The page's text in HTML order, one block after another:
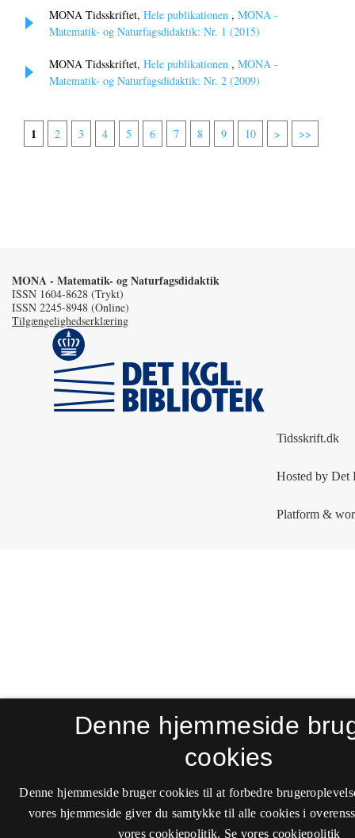
MONA Tidsskriftet, Hele publikationen , MONA -
Matematik- og Naturfagsdidaktik: Nr. 1 (2015)
MONA Tidsskriftet, Hele publikationen , MONA -
Matematik- og Naturfagsdidaktik: Nr. 2 (2009)
1 2 3 4 5 6 7 8 9 10 > >>
MONA - Matematik- og Naturfagsdidaktik
ISSN 1604-8628 (Trykt)
ISSN 2245-8948 (Online)
Tilgængelighedserklæring
Denne hjemmeside
cookies
Denne hjemmeside bruger cookies til at forbedre
vores hjemmeside giver du samtykke til alle cookies i
vores cookiepolitik. Se vores cookiepolitik